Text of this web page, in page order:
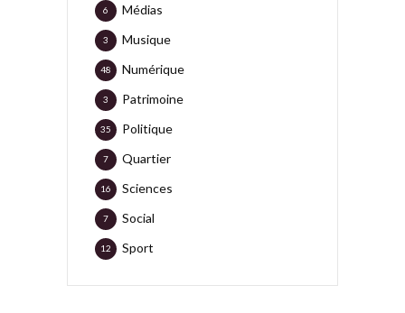
Médias
6
Musique
3
Numérique
48
Patrimoine
3
Politique
35
Quartier
7
Sciences
16
Social
7
Sport
12